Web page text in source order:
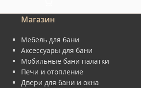
Магазин
Мебель для бани
Аксессуары для бани
Мобильные бани палатки
Печи и отопление
Двери для бани и окна